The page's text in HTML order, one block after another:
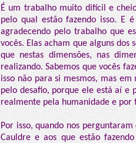
É um trabalho muito difícil e
pelo qual estão fazendo isso. E
agradecendo pelo trabalho que
vocês. Elas acham que alguns
que nestas dimensões, nas
realizando. Sabemos que vocês
isso não para si mesmos, mas
pelo desafio, porque ele está aí e
realmente pela humanidade e por
Por isso, quando nos
Cauldre e aos que estão